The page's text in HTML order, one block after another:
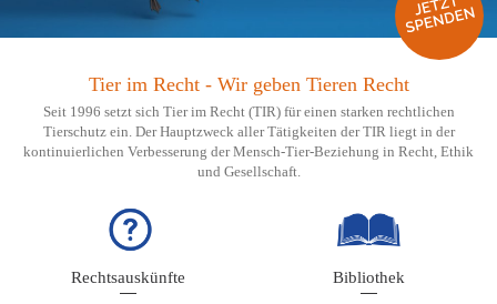
Tier im Recht - Wir geben Tieren Recht
Seit 1996 setzt sich Tier im Recht (TIR) für einen starken rechtlichen
Tierschutz ein. Der Hauptzweck aller Tätigkeiten der TIR liegt in der
kontinuierlichen Verbesserung der Mensch-Tier-Beziehung in Recht, Ethik
und Gesellschaft.
Rechtsauskünfte Bibliothek